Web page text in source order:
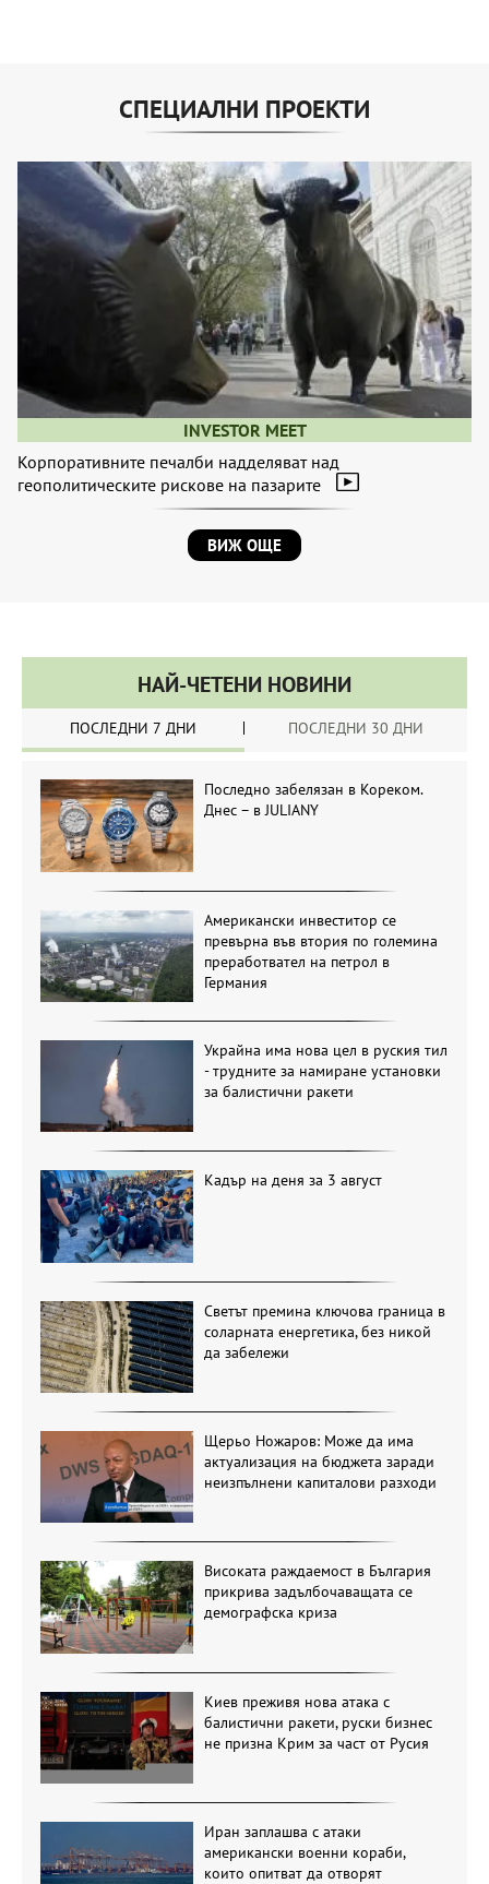
СПЕЦИАЛНИ ПРОЕКТИ
INVESTOR MEET
Корпоративните печалби надделяват над
геополитическите рискове на пазарите
ВИЖ ОЩЕ
НАЙ-ЧЕТЕНИ НОВИНИ
ПОСЛЕДНИ 7 ДНИ ПОСЛЕДНИ 30 ДНИ
Последно забелязан в Кореком.
Днес – в JULIANY
Американски инвеститор се
превърна във втория по големина
преработвател на петрол в
Германия
Украйна има нова цел в руския тил
- трудните за намиране установки
за балистични ракети
Кадър на деня за 3 август
Светът премина ключова граница в
соларната енергетика, без никой
да забележи
Щерьо Ножаров: Може да има
актуализация на бюджета заради
неизпълнени капиталови разходи
Високата раждаемост в България
прикрива задълбочаващата се
демографска криза
Киев преживя нова атака с
балистични ракети, руски бизнес
не призна Крим за част от Русия
Иран заплашва с атаки
американски военни кораби,
които опитват да отворят